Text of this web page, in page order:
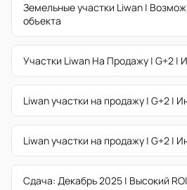
Земельные участки Liwan |
объекта
Участки Liwan На Продажу | G+2 |
Liwan участки на продажу | G+2 |
Liwan участки на продажу | G+2 |
Сдача: Декабрь 2025 | Высокий ROI